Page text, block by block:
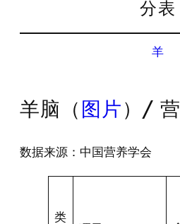
分表
羊
羊脑（ 图片 ）/
数据来源：中国营养学会
类